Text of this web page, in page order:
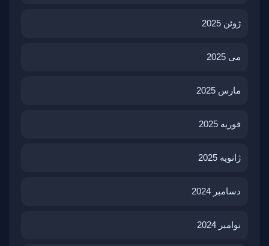
ژوئن 2025
می 2025
مارس 2025
فوریه 2025
ژانویه 2025
دسامبر 2024
نوامبر 2024